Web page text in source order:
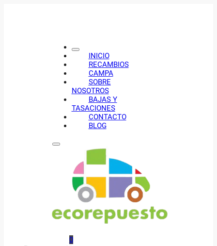
INICIO
RECAMBIOS
CAMPA
SOBRE
NOSOTROS
BAJAS Y
TASACIONES
CONTACTO
BLOG
0